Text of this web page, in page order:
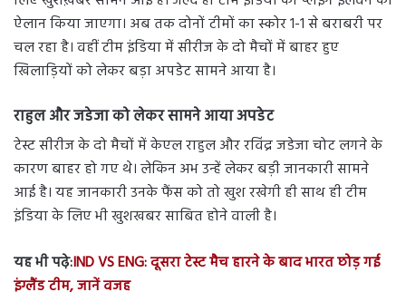
ऐलान किया जाएगा। अब तक दोनों टीमों का स्कोर 1-1 से बराबरी पर
चल रहा है। वहीं टीम इंडिया में सीरीज के दो मैचों में बाहर हुए
खिलाड़ियों को लेकर बड़ा अपडेट सामने आया है।
राहुल और जडेजा को लेकर सामने आया अपडेट
टेस्ट सीरीज के दो मैचों में केएल राहुल और रविंद्र जडेजा चोट लगने के
कारण बाहर हो गए थे। लेकिन अभ उन्हें लेकर बड़ी जानकारी सामने
आई है। यह जानकारी उनके फैंस को तो खुश रखेगी ही साथ ही टीम
इंडिया के लिए भी खुशखबर साबित होने वाली है।
यह भी पढ़े:IND VS ENG: दूसरा टेस्ट मैच हारने के बाद भारत छोड़ गई
इंग्लैंड टीम, जानें वजह